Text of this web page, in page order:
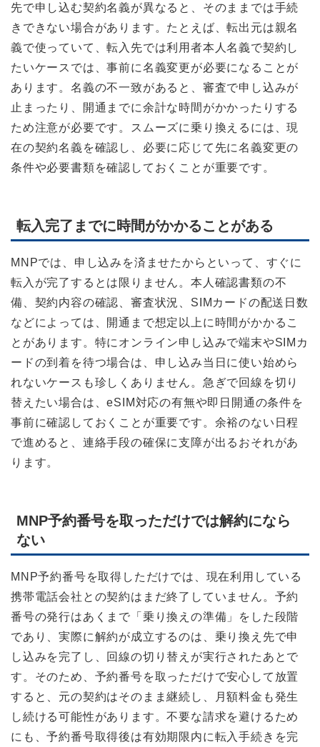
先で申し込む契約名義が異なると、そのままでは手続
きできない場合があります。たとえば、転出元は親名
義で使っていて、転入先では利用者本人名義で契約し
たいケースでは、事前に名義変更が必要になることが
あります。名義の不一致があると、審査で申し込みが
止まったり、開通までに余計な時間がかかったりする
ため注意が必要です。スムーズに乗り換えるには、現
在の契約名義を確認し、必要に応じて先に名義変更の
条件や必要書類を確認しておくことが重要です。
転入完了までに時間がかかることがある
MNPでは、申し込みを済ませたからといって、すぐに
転入が完了するとは限りません。本人確認書類の不
備、契約内容の確認、審査状況、SIMカードの配送日数
などによっては、開通まで想定以上に時間がかかるこ
とがあります。特にオンライン申し込みで端末やSIMカ
ードの到着を待つ場合は、申し込み当日に使い始めら
れないケースも珍しくありません。急ぎで回線を切り
替えたい場合は、eSIM対応の有無や即日開通の条件を
事前に確認しておくことが重要です。余裕のない日程
で進めると、連絡手段の確保に支障が出るおそれがあ
ります。
MNP予約番号を取っただけでは解約になら
ない
MNP予約番号を取得しただけでは、現在利用している
携帯電話会社との契約はまだ終了していません。予約
番号の発行はあくまで「乗り換えの準備」をした段階
であり、実際に解約が成立するのは、乗り換え先で申
し込みを完了し、回線の切り替えが実行されたあとで
す。そのため、予約番号を取っただけで安心して放置
すると、元の契約はそのまま継続し、月額料金も発生
し続ける可能性があります。不要な請求を避けるため
にも、予約番号取得後は有効期限内に転入手続きを完